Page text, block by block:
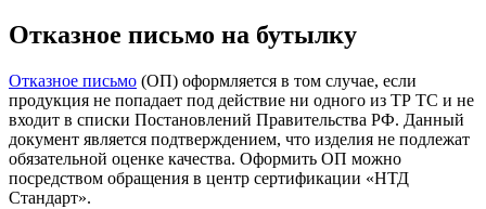
Отказное письмо на бутылку
Отказное письмо (ОП) оформляется в том случае, если
продукция не попадает под действие ни одного из ТР ТС и не
входит в списки Постановлений Правительства РФ. Данный
документ является подтверждением, что изделия не подлежат
обязательной оценке качества. Оформить ОП можно
посредством обращения в центр сертификации «НТД
Стандарт».